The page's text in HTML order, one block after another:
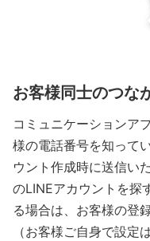
お客様同士のつな
コミュニケーションア
様の電話番号を知って
ウント作成時に送信い
のLINEアカウントを探
る場合は、お客様の登
（お客様ご自身で設定